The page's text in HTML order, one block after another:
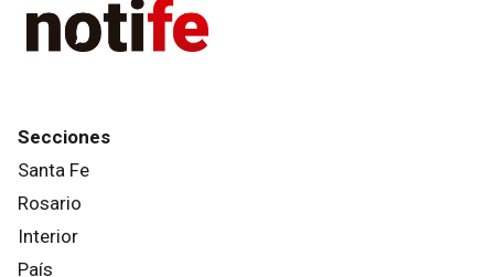
Secciones
Santa Fe
Rosario
Interior
País